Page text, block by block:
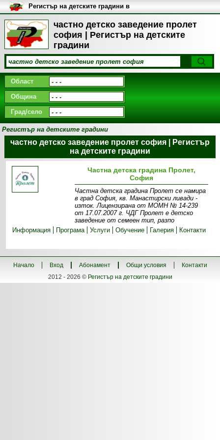
частно детско заведение пролет
софия | Регистър на детските
градини
Регистър на детските градини в
България
Област
Община
Град/село
Регистър на детските градини
частно детско заведение пролет софия | Регистър
на детските градини
Частна детска градина Пролет,
София
Частна детска градина Пролет се намира
в град София, кв. Манастирски ливади -
изток. Лицензирана от МОМН № 14-239
от 17.07.2007 г. ЧДГ Пролет е детско
заведение от семеен тип, разпо
Информация
Програма Услуги Обучение Галерия Контакти
Начало Вход Абонамент Общи условия
Контакти
2012 - 2026 © Регистър на детските градини